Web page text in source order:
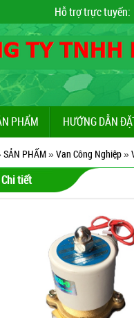
Hỗ trợ trực tuyến:
PHẨM HƯỚNG DẪN
SẢN PHẨM»Van Công Nghiệp»
Chi tiết